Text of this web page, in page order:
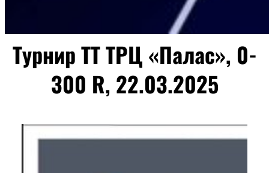
Турнир ТТ ТРЦ «Палас», 0-
300 R, 22.03.2025